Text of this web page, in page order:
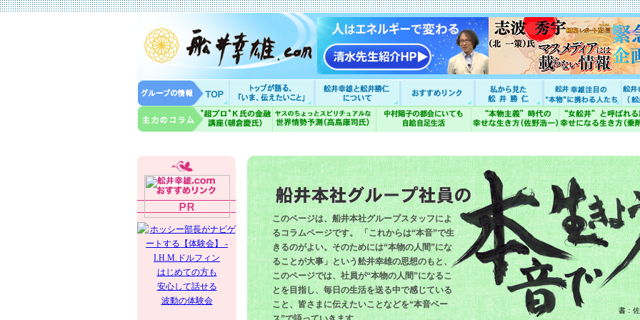
はじめての方も
安心して話せる
波動の体験会
このページは、船井本社グループスタッフによ
るコラムページです。 「これからは“本音”で生
きるのがよい。そのためには“本物の人間”にな
ることが大事」という舩井幸雄の思想のもと、
このページでは、社員が“本物の人間”になるこ
とを目指し、毎日の生活を送る中で感じている
こと、皆さまに伝えたいことなどを“本音ベー
書：